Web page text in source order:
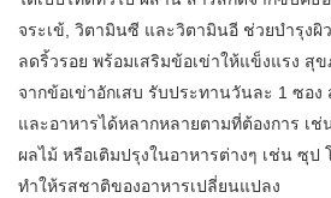
จระเข้, วิตามินซี และวิตามินอี ช่วยบำรุงผิ
ลดริ้วรอย พร้อมเสริมข้อเข่าให้แข็งแรง สุ
จากข้อเข่าอักเสบ รับประทานวันละ 1 ซอง
และอาหารได้หลากหลายตามที่ต้องการ เ
ผลไม้ หรือเติมปรุงในอาหารต่างๆ เช่น ซุป
ทำให้รสชาติของอาหารเปลี่ยนแปลง